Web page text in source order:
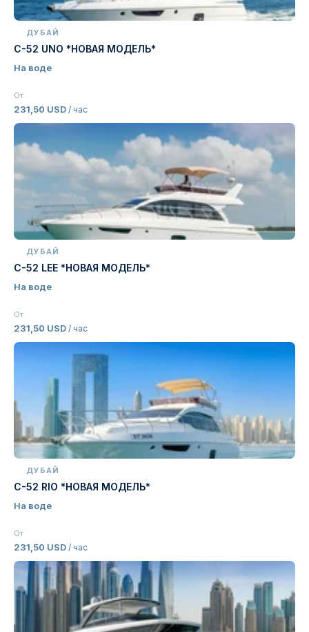
ДУБАЙ
C-52 UNO *НОВАЯ МОДЕЛЬ*
На воде
От
231,50 USD / час
ДУБАЙ
C-52 LEE *НОВАЯ МОДЕЛЬ*
На воде
От
231,50 USD / час
ДУБАЙ
C-52 RIO *НОВАЯ МОДЕЛЬ*
На воде
От
231,50 USD / час